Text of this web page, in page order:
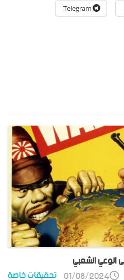
Telegram
الوعي الشعبي
تحقيقات خاصة